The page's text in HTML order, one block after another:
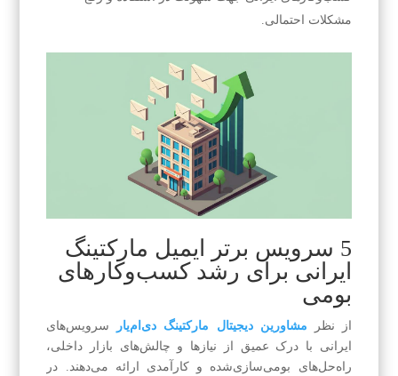
مشکلات احتمالی.
5 سرویس برتر ایمیل مارکتینگ
ایرانی برای رشد کسب‌وکارهای
بومی
از نظر مشاورین دیجیتال مارکتینگ دی‌ام‌یار
سرویس‌های
ایرانی با درک عمیق از نیازها و چالش‌های بازار داخلی،
راه‌حل‌های بومی‌سازی‌شده و کارآمدی ارائه می‌دهند. در